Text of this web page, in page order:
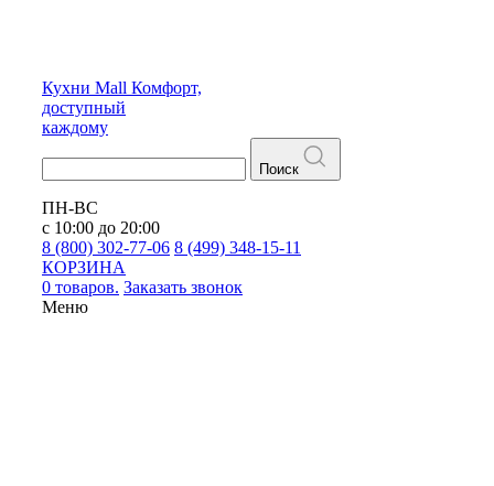
Кухни Mall Комфорт,
доступный
каждому
Поиск
ПН-ВС
с 10:00 до 20:00
8 (800) 302-77-06 8 (499) 348-15-11
КОРЗИНА
0 товаров. Заказать звонок
Меню